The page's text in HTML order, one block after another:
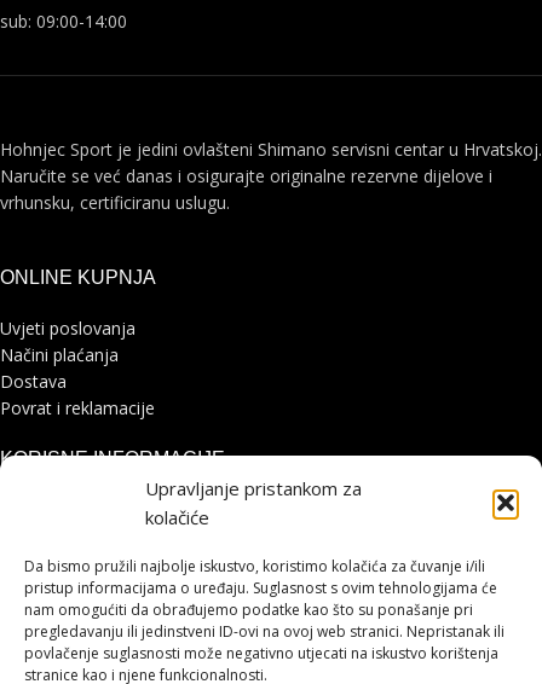
Upravljanje pristankom za
kolačiće
Da bismo pružili najbolje iskustvo, koristimo kolačića za čuvanje i/ili
pristup informacijama o uređaju. Suglasnost s ovim tehnologijama će
nam omogućiti da obrađujemo podatke kao što su ponašanje pri
pregledavanju ili jedinstveni ID-ovi na ovoj web stranici. Nepristanak ili
povlačenje suglasnosti može negativno utjecati na iskustvo korištenja
stranice kao i njene funkcionalnosti.
sub: 09:00-14:00
Hohnjec Sport je jedini ovlašteni Shimano servisni centar u Hrvatskoj.
Naručite se već danas i osigurajte originalne rezervne dijelove i
vrhunsku, certificiranu uslugu.
ONLINE KUPNJA
Uvjeti poslovanja
Načini plaćanja
Dostava
Povrat i reklamacije
KORISNE INFORMACIJE
Zaštita osobnih podataka
Pohvale i prigovori
Platforma za online rješavanje sporova
STRANICE